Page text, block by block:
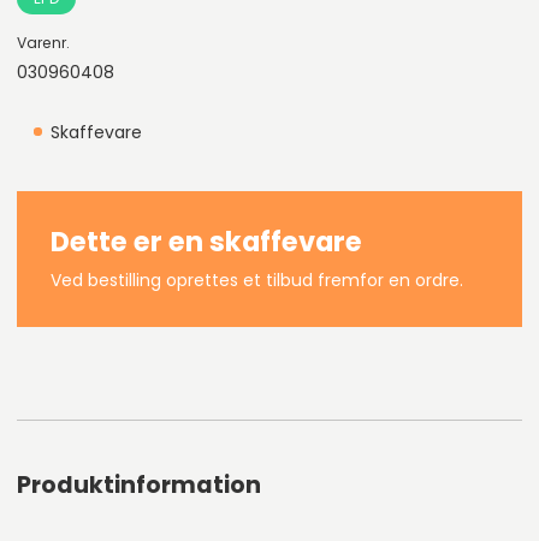
Varenr.
030960408
Skaffevare
Dette er en skaffevare
Ved bestilling oprettes et tilbud fremfor en ordre.
Produktinformation